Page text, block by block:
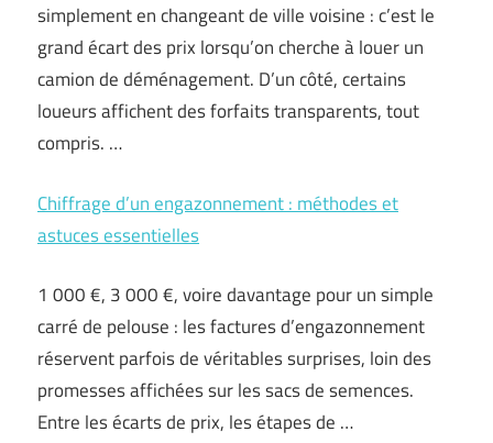
simplement en changeant de ville voisine : c’est le
grand écart des prix lorsqu’on cherche à louer un
camion de déménagement. D’un côté, certains
loueurs affichent des forfaits transparents, tout
compris. …
Chiffrage d’un engazonnement : méthodes et
astuces essentielles
1 000 €, 3 000 €, voire davantage pour un simple
carré de pelouse : les factures d’engazonnement
réservent parfois de véritables surprises, loin des
promesses affichées sur les sacs de semences.
Entre les écarts de prix, les étapes de …